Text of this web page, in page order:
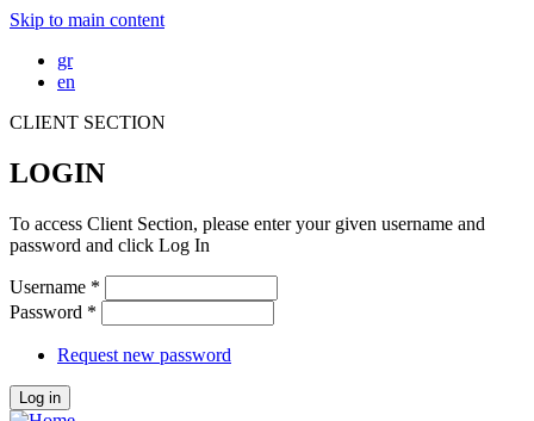
Skip to main content
gr
en
CLIENT SECTION
LOGIN
To access Client Section, please enter your given username and
password and click Log In
Username *
Password *
Request new password